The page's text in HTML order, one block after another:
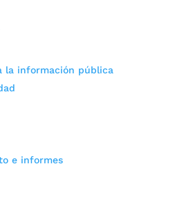
la información pública
e informes
actual de El Carrasco, el
de la Alcaldía de
para garantizar su